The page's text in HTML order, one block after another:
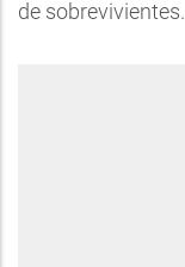
de sobrevivientes.